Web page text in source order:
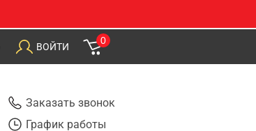
ВОЙТИ
0
Заказать звонок
График работы